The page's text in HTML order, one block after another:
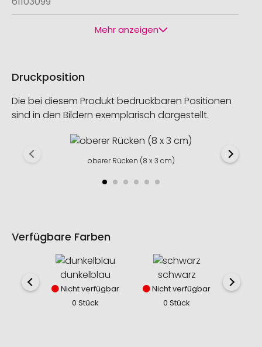
Mehr anzeigen
Druckposition
Die bei diesem Produkt bedruckbaren Positionen
sind in den Bildern exemplarisch dargestellt.
oberer Rücken (8 x 3 cm)
Verfügbare Farben
dunkelblau
Nicht verfügbar
0 Stück
schwarz
Nicht verfügbar
0 Stück